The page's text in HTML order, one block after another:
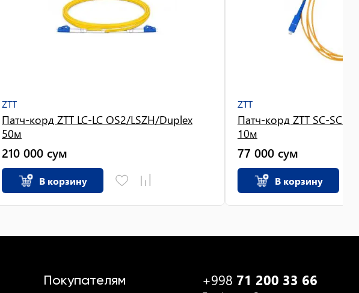
ZTT
Патч-корд ZTT LC-LC OS2/LSZH/Duplex
50м
210 000 сум
В корзину
ZTT
Патч-корд ZTT SC-SC
10м
77 000 сум
В корзину
Покупателям +998 71 200 33 66